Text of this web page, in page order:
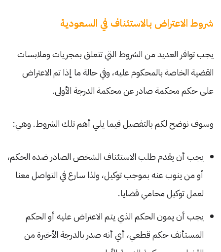
شروط الاعتراض بالاستئناف في السعودية
يجب توافر العديد من الشروط التي تتعلق بمجريات وملابسات
القضية الخاصة بالمحكوم عليه، وفي حالة ما إذا تم الاعتراض
على حكم محكمة صادر عن محكمة الدرجة الأولى.
وسوف نوضح لكم بالتفصيل فيما يلي أهم تلك الشروط. وهي:
يجب أن يقدم طلب الاستئناف الشخص الصادر ضده الحكم،
أو من ينوب عنه بموجب توكيل، ولذا سارع في التواصل معنا
لعمل توكيل محامي قضايا.
يجب أن يمون الحكم الذي يتم الاعتراض عليه أو الحكم
المستأنف حكم قطعي، أي أنه صدر بالدرجة الأخيرة من